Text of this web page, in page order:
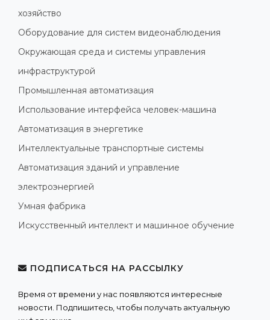
хозяйство
Оборудование для систем видеонаблюдения
Окружающая среда и системы управления
инфраструктурой
Промышленная автоматизация
Использование интерфейса человек-машина
Автоматизация в энергетике
Интеллектуальные транспортные системы
Автоматизация зданий и управление
электроэнергией
Умная фабрика
Искусственный интеллект и машинное обучение
ПОДПИСАТЬСЯ НА РАССЫЛКУ
Время от времени у нас появляются интересные
новости. Подпишитесь, чтобы получать актуальную